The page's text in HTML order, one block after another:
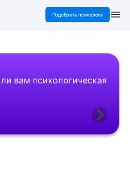
Подобрать психолога
вам психологическая